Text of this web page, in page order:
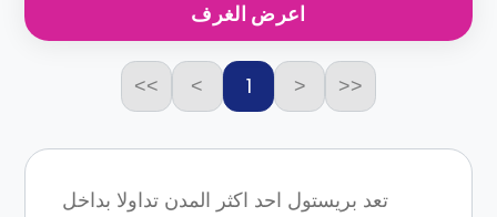
اعرض الغرف
<<
<
1
>
>>
تعد بريستول احد اكثر المدن تداولا بداخل